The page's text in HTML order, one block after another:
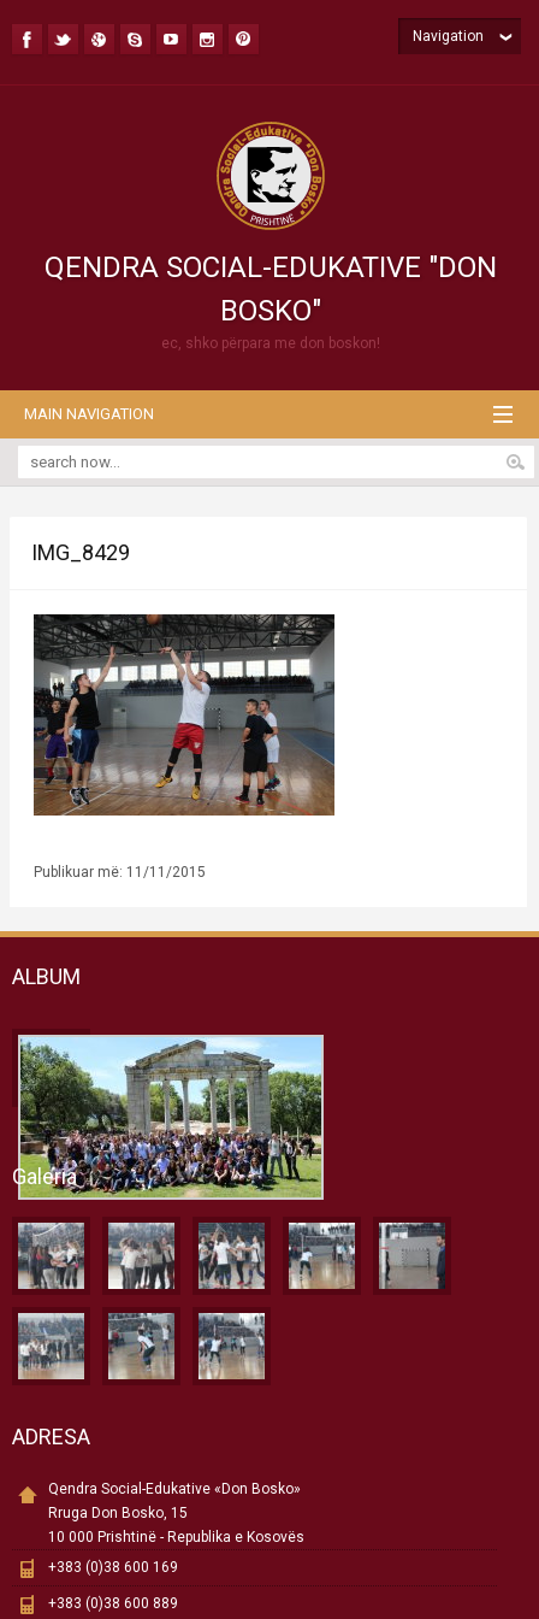
QENDRA SOCIAL-EDUKATIVE "DON
BOSKO"
ec, shko përpara me don boskon!
Navigation
MAIN NAVIGATION
IMG_8429
Publikuar më: 11/11/2015
ALBUM
Galeria
ADRESA
Qendra Social-Edukative «Don Bosko»
Rruga Don Bosko, 15
10 000 Prishtinë - Republika e Kosovës
+383 (0)38 600 169
+383 (0)38 600 889